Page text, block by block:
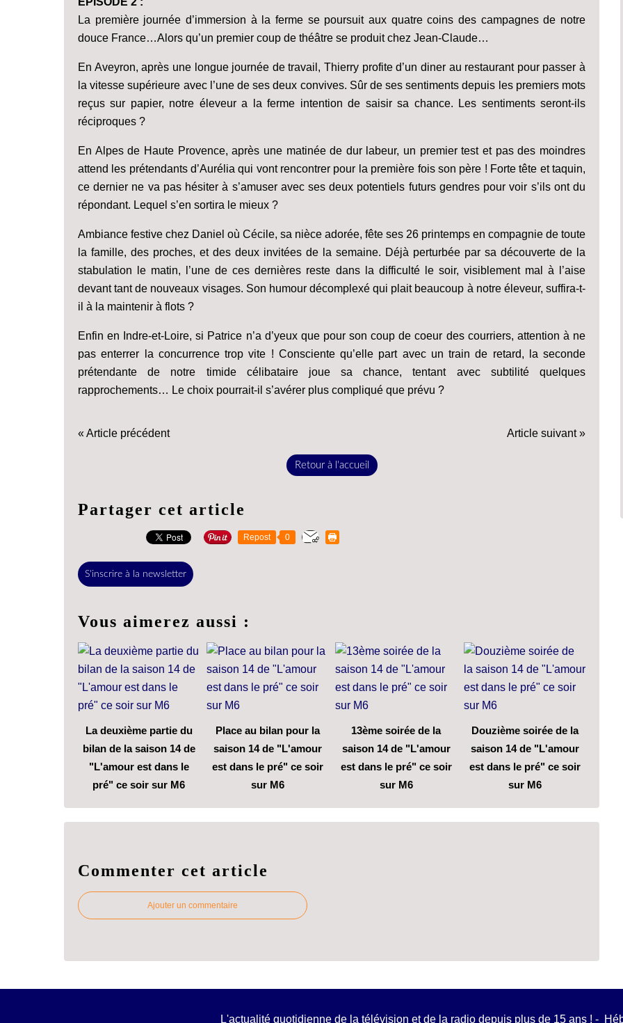
La première journée d’immersion à la ferme se poursuit aux quatre coins des campagnes de notre
douce France…Alors qu’un premier coup de théâtre se produit chez Jean-Claude…
En Aveyron, après une longue journée de travail, Thierry profite d’un diner au restaurant pour passer à
la vitesse supérieure avec l’une de ses deux convives. Sûr de ses sentiments depuis les premiers mots
reçus sur papier, notre éleveur a la ferme intention de saisir sa chance. Les sentiments seront-ils
réciproques ?
En Alpes de Haute Provence, après une matinée de dur labeur, un premier test et pas des moindres
attend les prétendants d’Aurélia qui vont rencontrer pour la première fois son père ! Forte tête et taquin,
ce dernier ne va pas hésiter à s’amuser avec ses deux potentiels futurs gendres pour voir s’ils ont du
répondant. Lequel s’en sortira le mieux ?
Ambiance festive chez Daniel où Cécile, sa nièce adorée, fête ses 26 printemps en compagnie de toute
la famille, des proches, et des deux invitées de la semaine. Déjà perturbée par sa découverte de la
stabulation le matin, l’une de ces dernières reste dans la difficulté le soir, visiblement mal à l’aise
devant tant de nouveaux visages. Son humour décomplexé qui plait beaucoup à notre éleveur, suffira-t-
il à la maintenir à flots ?
Enfin en Indre-et-Loire, si Patrice n’a d’yeux que pour son coup de coeur des courriers, attention à ne
pas enterrer la concurrence trop vite ! Consciente qu’elle part avec un train de retard, la seconde
prétendante de notre timide célibataire joue sa chance, tentant avec subtilité quelques
rapprochements… Le choix pourrait-il s’avérer plus compliqué que prévu ?
« Article précédent Article suivant »
Retour à l'accueil
Partager cet article
Repost 0
S'inscrire à la newsletter
Vous aimerez aussi :
La deuxième partie du
bilan de la saison 14 de
"L'amour est dans le
pré" ce soir sur M6
Place au bilan pour la
saison 14 de "L'amour
est dans le pré" ce soir
sur M6
13ème soirée de la
saison 14 de "L'amour
est dans le pré" ce soir
sur M6
Douzième soirée de la
saison 14 de "L'amour
est dans le pré" ce soir
sur M6
Commenter cet article
Ajouter un commentaire
L'actualité quotidienne de la télévision et de la radio depuis plus de 15 ans ! -